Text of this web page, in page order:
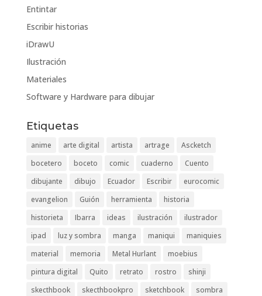
Entintar
Escribir historias
iDrawU
Ilustración
Materiales
Software y Hardware para dibujar
Etiquetas
anime arte digital artista artrage
Ascketch
bocetero
boceto comic cuaderno
Cuento
dibujante
dibujo Ecuador Escribir
eurocomic
evangelion
Guión herramienta
historia
historieta
Ibarra ideas ilustración
ilustrador
ipad
luz y sombra manga maniqui
maniquies
material
memoria Metal Hurlant
moebius
pintura digital
Quito retrato rostro
shinji
skecthbook
skecthbookpro sketchbook sombra